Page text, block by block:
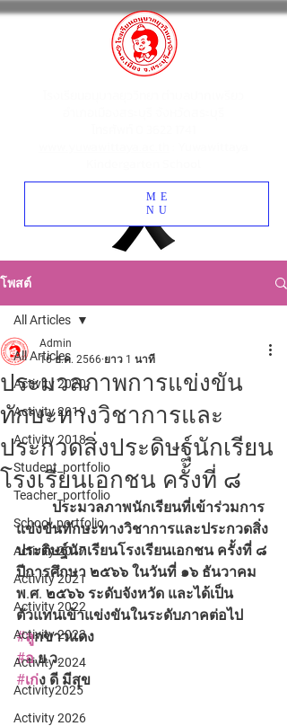
ME
NU
โพสต์
All Articles
Activity 2020
Activity 2019
Activity 2018
Student_portfolio
Teacher_portfolio
School_portfolio
Activity 2017
Activity 2021
Activity 2022
Activity 2023
Activity 2024
Activity2025
Activity 2026
All Articles
ประมวลภาพการแข่งขัน
ทักษะทางวิชาการและ
ประกวดสิ่งประดิษฐ์นักเรียน
โรงเรียนเอกชน ครั้งที่ ๘
Admin
16 ธ.ค. 2566 ยาว 1 นาที
แข่งขันทักษะทางวิชาการและประกวดสิ่ง
ประดิษฐ์นักเรียนโรงเรียนเอกชน ครั้งที่ ๘
ปีการศึกษา ๒๕๖๖ ในวันที่​ ๑๖ ธันวาคม​
พ.ศ.​ ๒๕๖๖ ระดับจังหวัด และได้เป็น
ตัวแทนเข้าแข่งขันในระดับภาคต่อไป
#ลูกขาวแดง
#อ.ย.ว.
#เก่ง ดี มีสุข